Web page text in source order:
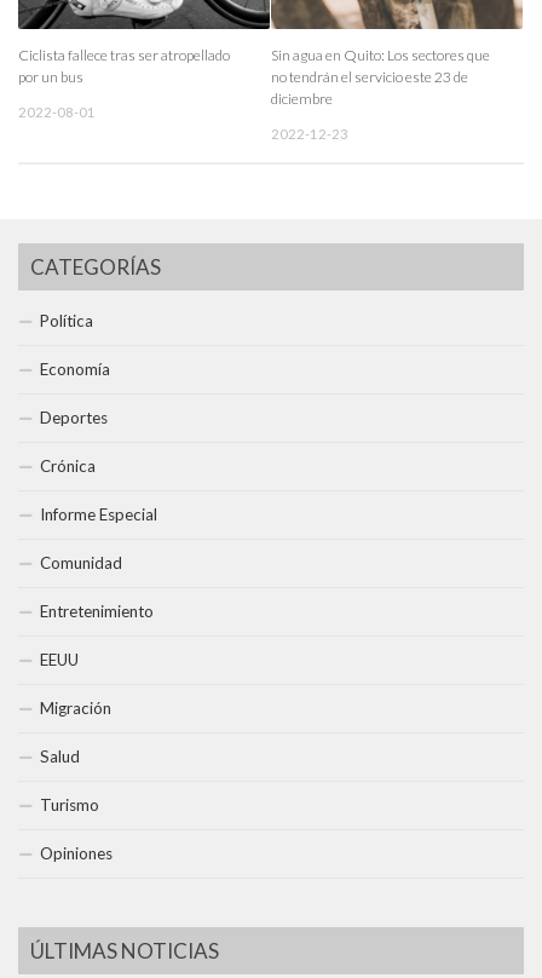
Ciclista fallece tras ser atropellado
por un bus
2022-08-01
Sin agua en Quito: Los sectores que
no tendrán el servicio este 23 de
diciembre
2022-12-23
CATEGORÍAS
Política
Economía
Deportes
Crónica
Informe Especial
Comunidad
Entretenimiento
EEUU
Migración
Salud
Turismo
Opiniones
ÚLTIMAS NOTICIAS